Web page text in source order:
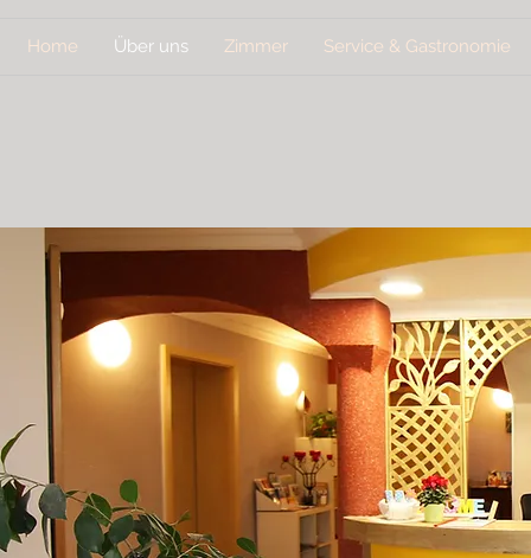
Home Über uns Zimmer Service & Gastronomie